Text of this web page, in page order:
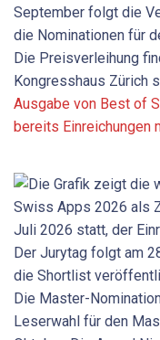
September folgt die
die Nominationen für
Die Preisverleihung
Kongresshaus Zürich
Ausgabe von Best of
bereits Einreichungen